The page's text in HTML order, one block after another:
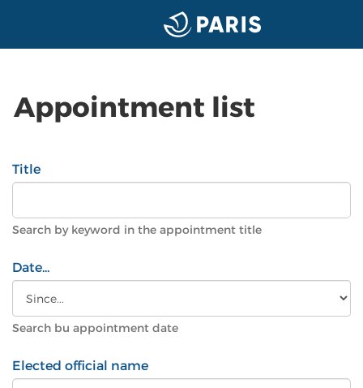
Appointment list
Title
Search by keyword in the appointment title
Date...
Search bu appointment date
Elected official name